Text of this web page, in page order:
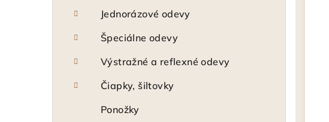
Jednorázové odevy
Špeciálne odevy
Výstražné a reflexné odevy
Čiapky, šiltovky
Ponožky